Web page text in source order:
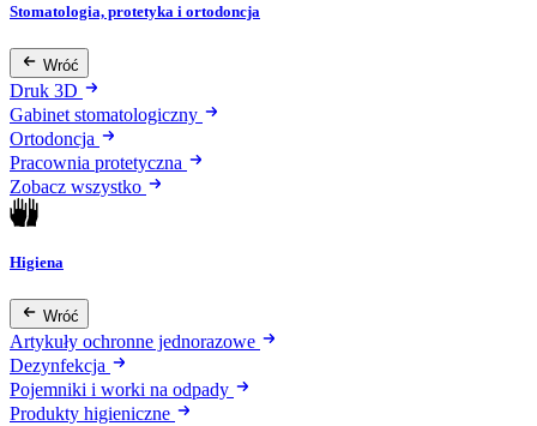
Stomatologia, protetyka i ortodoncja
Wróć
Druk 3D
Gabinet stomatologiczny
Ortodoncja
Pracownia protetyczna
Zobacz wszystko
Higiena
Wróć
Artykuły ochronne jednorazowe
Dezynfekcja
Pojemniki i worki na odpady
Produkty higieniczne